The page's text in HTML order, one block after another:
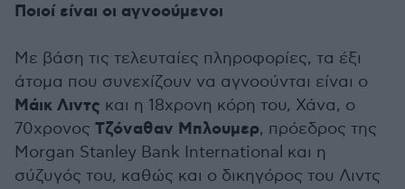
Ποιοί είναι οι αγνοούμενοι
Με βάση τις τελευταίες πληροφορίες, τα έξι
άτομα που συνεχίζουν να αγνοούνται είναι ο
Μάικ Λιντς και η 18χρονη κόρη του, Χάνα, ο
70χρονος Τζόναθαν Μπλουμερ, πρόεδρος της
Morgan Stanley Bank International και η
σύζυγός του, καθώς και ο δικηγόρος του Λιντς